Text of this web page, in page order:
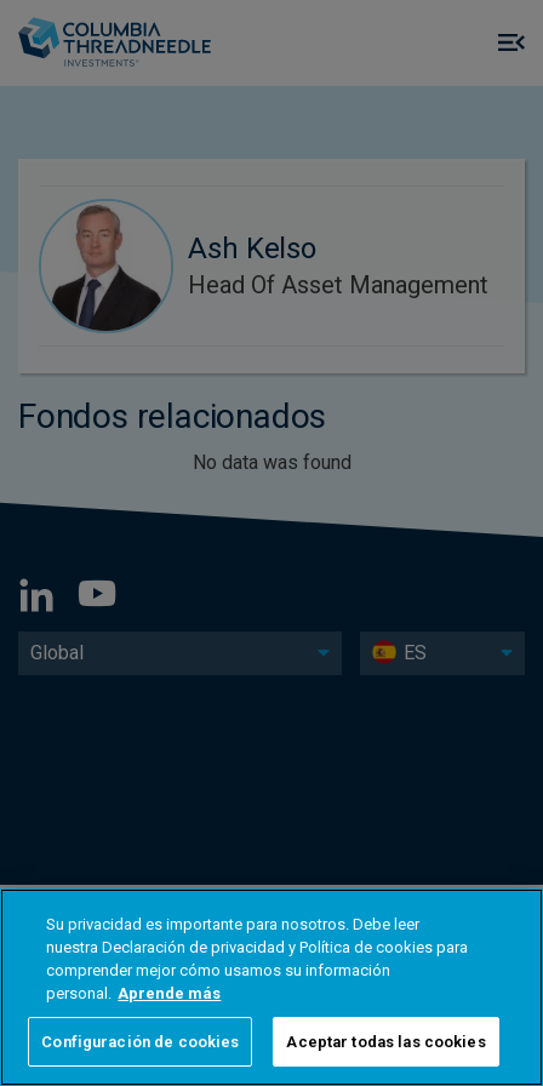
Ash Kelso
Head Of Asset Management
Fondos relacionados
No data was found
Global ES
Su privacidad es importante para nosotros. Debe leer
nuestra Declaración de privacidad y Política de cookies para
comprender mejor cómo usamos su información
personal. Aprende más
Configuración de cookies Aceptar todas las cookies